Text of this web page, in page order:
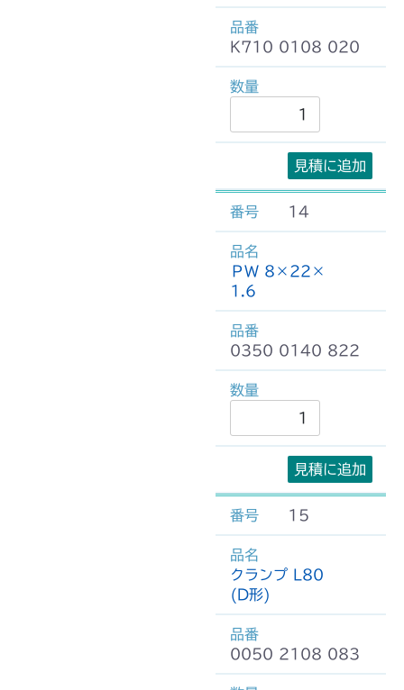
K710 0108 020
見積に追加
14
ＰＷ 8×22×
1.6
0350 0140 822
見積に追加
15
クランプ L80
(D形)
0050 2108 083